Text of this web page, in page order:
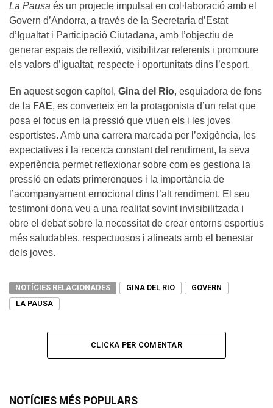
La Pausa és un projecte impulsat en col·laboració amb el
Govern d’Andorra, a través de la Secretaria d’Estat
d’Igualtat i Participació Ciutadana, amb l’objectiu de
generar espais de reflexió, visibilitzar referents i promoure
els valors d’igualtat, respecte i oportunitats dins l’esport.
En aquest segon capítol, Gina del Rio, esquiadora de fons
de la FAE, es converteix en la protagonista d’un relat que
posa el focus en la pressió que viuen els i les joves
esportistes. Amb una carrera marcada per l’exigència, les
expectatives i la recerca constant del rendiment, la seva
experiència permet reflexionar sobre com es gestiona la
pressió en edats primerenques i la importància de
l’acompanyament emocional dins l’alt rendiment. El seu
testimoni dona veu a una realitat sovint invisibilitzada i
obre el debat sobre la necessitat de crear entorns esportius
més saludables, respectuosos i alineats amb el benestar
dels joves.
NOTÍCIES RELACIONADES GINA DEL RIO
GOVERN
LA PAUSA
CLICKA PER COMENTAR
NOTÍCIES MÉS POPULARS